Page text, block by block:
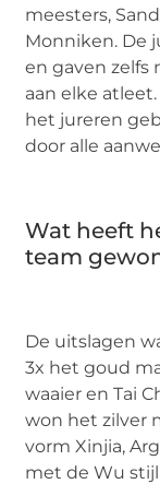
meesters,
Monniken. De
en gaven zelfs
aan elke
het jureren
door alle
Wat heeft
team
De uitslagen
3x het goud
waaier en Tai
won het zilver
vorm Xinjia,
met de Wu